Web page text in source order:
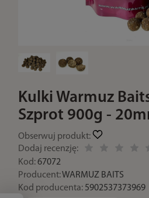
Kulki Warmuz
Szprot 900g -
Obserwuj produkt:
Dodaj recenzję:
Kod:67072
Producent:WARMUZ BAITS
Kod producenta: 5902537373969